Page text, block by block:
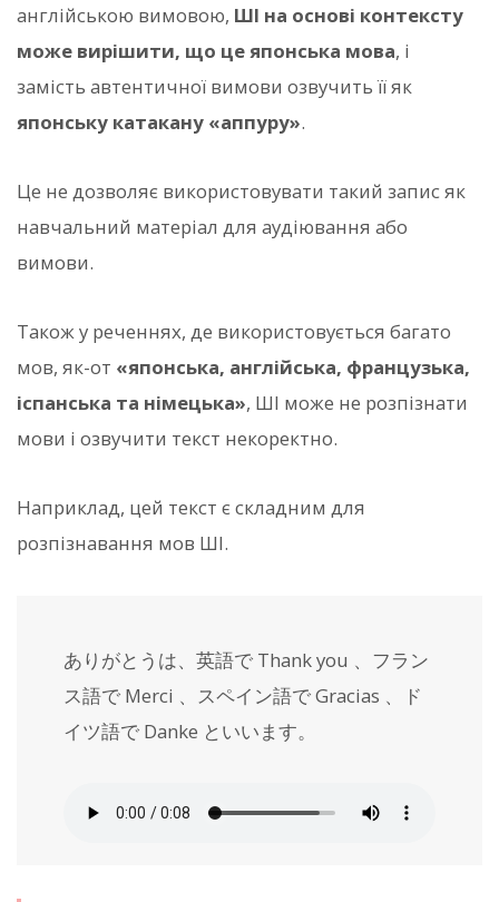
англійською вимовою, ШІ на основі контексту
може вирішити, що це японська мова, і
замість автентичної вимови озвучить її як
японську катакану «аппуру».
Це не дозволяє використовувати такий запис як
навчальний матеріал для аудіювання або
вимови.
Також у реченнях, де використовується багато
мов, як-от «японська, англійська, французька,
іспанська та німецька», ШІ може не розпізнати
мови і озвучити текст некоректно.
Наприклад, цей текст є складним для
розпізнавання мов ШІ.
ありがとうは、英語で Thank you 、フラン
ス語で Merci 、スペイン語で Gracias 、ド
イツ語で Danke といいます。